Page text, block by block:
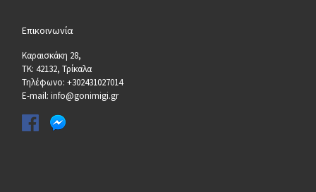
Επικοινωνία
Καραισκάκη 28,
ΤΚ: 42132, Τρίκαλα
Τηλέφωνο: +302431027014
E-mail: info@gonimigi.gr